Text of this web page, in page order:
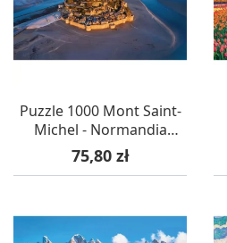
Puzzle 1000 Mont Saint-
Michel - Normandia
(Francja), Calypto
Cena
75,80 zł